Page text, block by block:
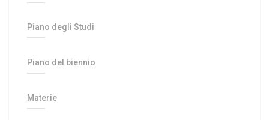
Piano degli Studi
Piano del biennio
Materie